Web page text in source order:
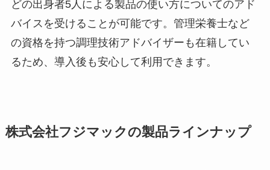
どの出身者5人による製品の使い方についてのアド
バイスを受けることが可能です。管理栄養士など
の資格を持つ調理技術アドバイザーも在籍してい
るため、導入後も安心して利用できます。
株式会社フジマックの製品ラインナップ